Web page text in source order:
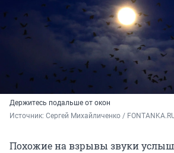
Держитесь подальше от окон
Источник: Сергей Михайличенко /
Похожие на взрывы звуки